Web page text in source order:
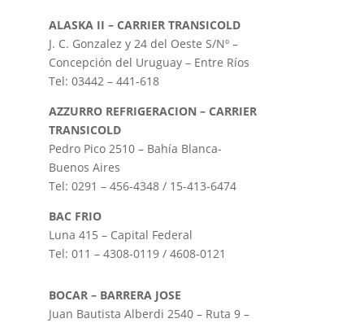
ALASKA II – CARRIER TRANSICOLD
J. C. Gonzalez y 24 del Oeste S/Nº –
Concepción del Uruguay – Entre Ríos
Tel: 03442 – 441-618
AZZURRO REFRIGERACION – CARRIER
TRANSICOLD
Pedro Pico 2510 – Bahía Blanca-
Buenos Aires
Tel: 0291 – 456-4348 / 15-413-6474
BAC FRIO
Luna 415 – Capital Federal
Tel: 011 – 4308-0119 / 4608-0121
BOCAR – BARRERA JOSE
Juan Bautista Alberdi 2540 – Ruta 9 –